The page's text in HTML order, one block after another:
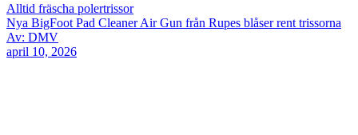
Alltid fräscha polertrissor
Nya BigFoot Pad Cleaner Air Gun från Rupes blåser rent trissorna
Av: DMV
april 10, 2026